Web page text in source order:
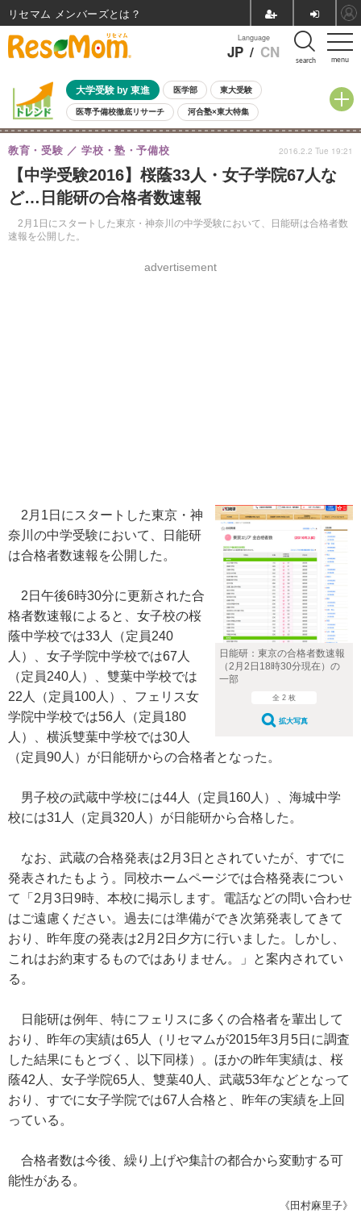
menu
Language
JP / CN search
大学受験 by 東進 医学部 東大受験
医専予備校徹底リサーチ 河合塾×東大特集
親子で考える大学選び 高校受験 中学受験 小学校受験
共通テスト 夏休み 8月開催学校説明会・相談会
8月開催イベント・WS 全国公立高校 過去問 人気記事
自由研究教材（小学生向け） 自由研究教材（中学生向け）
【中学受験2016】桜蔭33人・女子学院67人な
ど…日能研の合格者数速報
2月1日にスタートした東京・神奈川の中学受験において、日能研は合格者数
速報を公開した。
教育・受験 学校・塾・予備校
advertisement
2016.2.2 Tue 19:21
日能研：東京の合格者数速報
（2月2日18時30分現在）の
一部
全 2 枚
拡大写真
2月1日にスタートした東京・神
奈川の中学受験において、日能研
は合格者数速報を公開した。
2日午後6時30分に更新された合
格者数速報によると、女子校の桜
蔭中学校では33人（定員240
人）、女子学院中学校では67人
（定員240人）、雙葉中学校では
22人（定員100人）、フェリス女
学院中学校では56人（定員180
人）、横浜雙葉中学校では30人
（定員90人）が日能研からの合格者となった。
男子校の武蔵中学校には44人（定員160人）、海城中学
校には31人（定員320人）が日能研から合格した。
なお、武蔵の合格発表は2月3日とされていたが、すでに
発表されたもよう。同校ホームページでは合格発表につい
て「2月3日9時、本校に掲示します。電話などの問い合わせ
はご遠慮ください。過去には準備ができ次第発表してきて
おり、昨年度の発表は2月2日夕方に行いました。しかし、
これはお約束するものではありません。」と案内されてい
る。
日能研は例年、特にフェリスに多くの合格者を輩出して
おり、昨年の実績は65人（リセマムが2015年3月5日に調査
した結果にもとづく、以下同様）。ほかの昨年実績は、桜
蔭42人、女子学院65人、雙葉40人、武蔵53年などとなって
おり、すでに女子学院では67人合格と、昨年の実績を上回
っている。
合格者数は今後、繰り上げや集計の都合から変動する可
能性がある。
《田村麻里子》
リセマム メンバーズ